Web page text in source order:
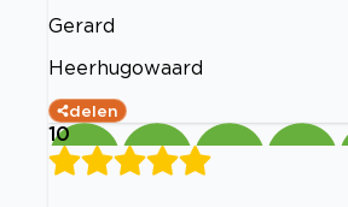
Gerard
Heerhugowaard
delen
10